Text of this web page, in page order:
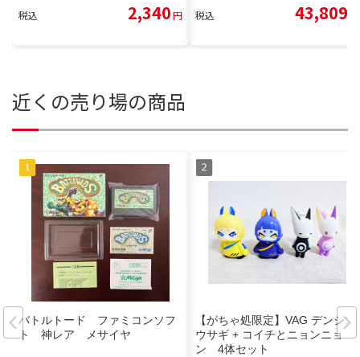
税込 2,340円 税込 43,809
近くの売り場の商品
バトルトード ファミコンソフ
ト 神レア メサイヤ
【がちゃ処限定】VAG デンシコ
ウサギ + コイチとニョンニョ
ン 4体セット